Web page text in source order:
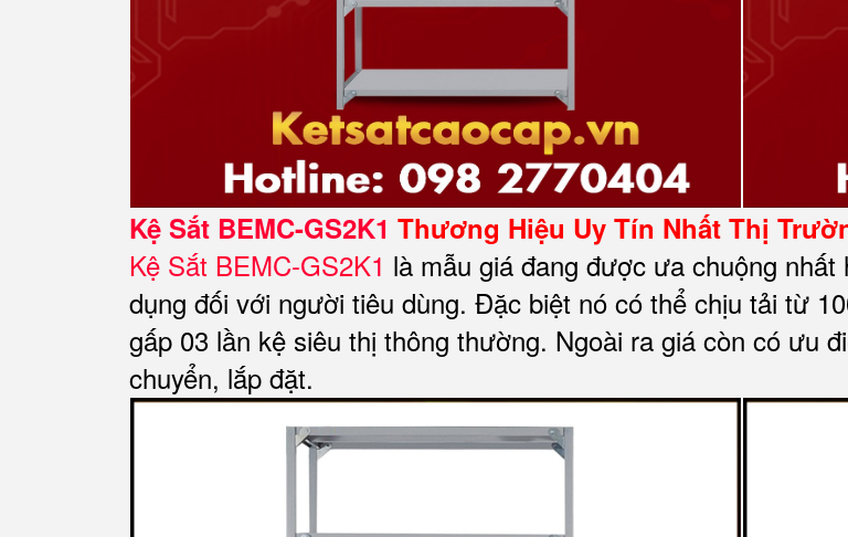
Kệ Sắt BEMC-GS2K1 Thương Hiệu Uy Tín Nhất Thị
Kệ Sắt BEMC-GS2K1 là mẫu giá đang được ưa chuộng
dụng đối với người tiêu dùng. Đặc biệt nó có thể chịu tải từ
gấp 03 lần kệ siêu thị thông thường. Ngoài ra giá còn có ưu
chuyển, lắp đặt.